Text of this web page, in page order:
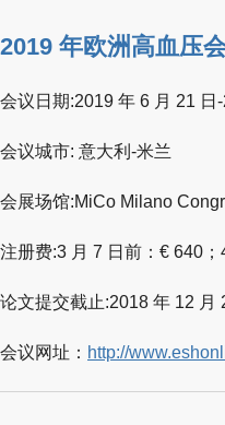
2019 年欧洲高血压
会议日期:2019 年 6 月 21 日-
会议城市: 意大利-米兰
会展场馆:MiCo Milano
注册费:3 月 7 日前：€ 640
论文提交截止:2018 年 12 月
会议网址： http://